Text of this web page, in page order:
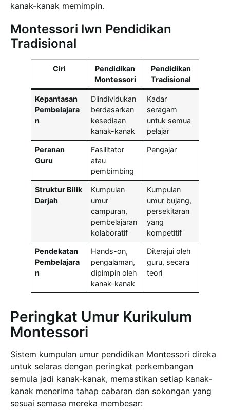
kanak-kanak memimpin.
Montessori lwn Pendidikan
Tradisional
Ciri
Pendidikan
Montessori
Pendidikan
Tradisional
Kepantasan
Pembelajara
n
Diindividukan
berdasarkan
kesediaan
kanak-kanak
Kadar
seragam
untuk semua
pelajar
Peranan
Guru
Fasilitator
atau
pembimbing
Pengajar
Struktur Bilik
Darjah
Kumpulan
umur
campuran,
pembelajaran
kolaboratif
Kumpulan
umur bujang,
persekitaran
yang
kompetitif
Pendekatan
Pembelajara
n
Hands-on,
pengalaman,
dipimpin oleh
kanak-kanak
Diterajui oleh
guru, secara
teori
Peringkat Umur Kurikulum
Montessori
Sistem kumpulan umur pendidikan Montessori direka
untuk selaras dengan peringkat perkembangan
semula jadi kanak-kanak, memastikan setiap kanak-
kanak menerima tahap cabaran dan sokongan yang
sesuai semasa mereka membesar: